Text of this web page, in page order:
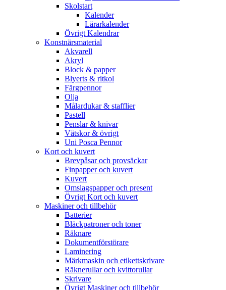
Skolstart
Kalender
Lärarkalender
Övrigt Kalendrar
Konstnärsmaterial
Akvarell
Akryl
Block & papper
Blyerts & ritkol
Färgpennor
Olja
Målardukar & stafflier
Pastell
Penslar & knivar
Vätskor & övrigt
Uni Posca Pennor
Kort och kuvert
Brevpåsar och provsäckar
Finpapper och kuvert
Kuvert
Omslagspapper och present
Övrigt Kort och kuvert
Maskiner och tillbehör
Batterier
Bläckpatroner och toner
Räknare
Dokumentförstörare
Laminering
Märkmaskin och etikettskrivare
Räknerullar och kvittorullar
Skrivare
Övrigt Maskiner och tillbehör